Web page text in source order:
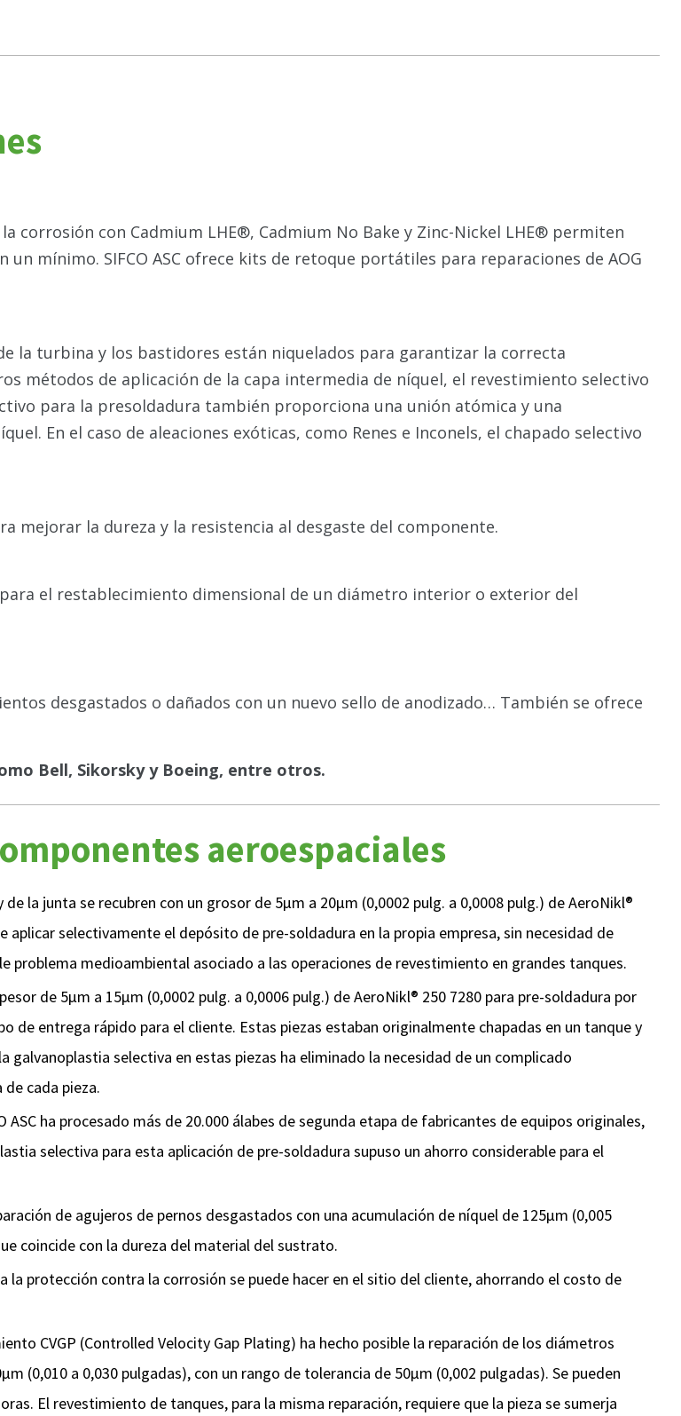
con Cadmium LHE®, Cadmium No Bake y Zinc-Nickel LHE® permiten
mínimo. SIFCO ASC ofrece kits de retoque portátiles para reparaciones de AOG
la turbina y los bastidores están niquelados para garantizar la correcta
métodos de aplicación de la capa intermedia de níquel, el revestimiento selectivo
para la presoldadura también proporciona una unión atómica y una
En el caso de aleaciones exóticas, como Renes e Inconels, el chapado selectivo
mejorar la dureza y la resistencia al desgaste del componente.
el restablecimiento dimensional de un diámetro interior o exterior del
desgastados o dañados con un nuevo sello de anodizado… También se ofrece
Bell, Sikorsky y Boeing, entre otros.
aeroespaciales
la junta se recubren con un grosor de 5µm a 20µm (0,0002 pulg. a 0,0008 pulg.) de AeroNikl®
aplicar selectivamente el depósito de pre-soldadura en la propia empresa, sin necesidad de
medioambiental asociado a las operaciones de revestimiento en grandes tanques.
de 5µm a 15µm (0,0002 pulg. a 0,0006 pulg.) de AeroNikl® 250 7280 para pre-soldadura por
de entrega rápido para el cliente. Estas piezas estaban originalmente chapadas en un tanque y
selectiva en estas piezas ha eliminado la necesidad de un complicado
cada pieza.
ASC ha procesado más de 20.000 álabes de segunda etapa de fabricantes de equipos originales,
selectiva para esta aplicación de pre-soldadura supuso un ahorro considerable para el
de agujeros de pernos desgastados con una acumulación de níquel de 125µm (0,005
coincide con la dureza del material del sustrato.
la protección contra la corrosión se puede hacer en el sitio del cliente, ahorrando el costo de
CVGP (Controlled Velocity Gap Plating) ha hecho posible la reparación de los diámetros
(0,010 a 0,030 pulgadas), con un rango de tolerancia de 50µm (0,002 pulgadas). Se pueden
El revestimiento de tanques, para la misma reparación, requiere que la pieza se sumerja